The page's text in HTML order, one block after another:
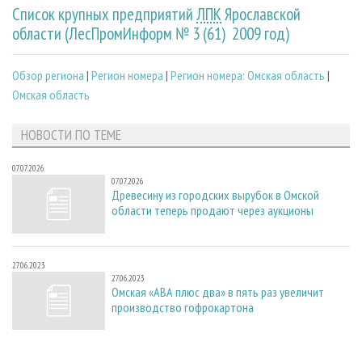
Список крупных предприятийЛПКЯрославской
области (ЛесПромИнформ № 3 (61) 2009 год)
Обзор региона | Регион номера | Регион номера: Омская область |
Омская область
НОВОСТИ ПО ТЕМЕ
07.07.2026
07.07.2026
Древесину из городских вырубок в Омской
области теперь продают через аукционы
27.06.2023
27.06.2023
Омская «АВА плюс два» в пять раз увеличит
производство гофрокартона